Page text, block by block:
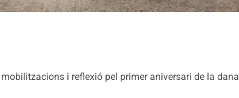
i reflexió pel primer aniversari de la dana